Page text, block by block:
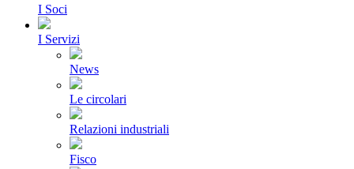
I Soci
I Servizi
News
Le circolari
Relazioni industriali
Fisco